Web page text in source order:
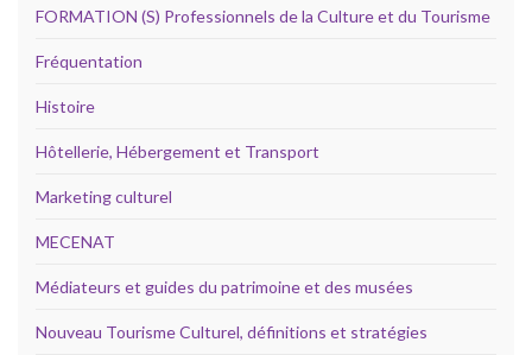
FORMATION (S) Professionnels de la Culture et du Tourisme
Fréquentation
Histoire
Hôtellerie, Hébergement et Transport
Marketing culturel
MECENAT
Médiateurs et guides du patrimoine et des musées
Nouveau Tourisme Culturel, définitions et stratégies